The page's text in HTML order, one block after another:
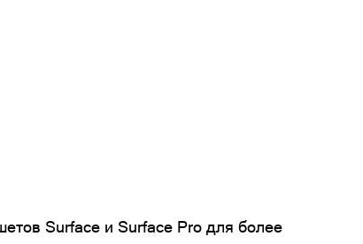
Surface и Surface Pro для более